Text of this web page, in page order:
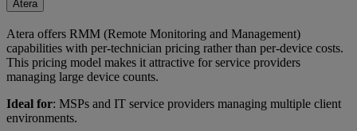
Atera
Atera offers RMM (Remote Monitoring and Management)
capabilities with per-technician pricing rather than per-device costs.
This pricing model makes it attractive for service providers
managing large device counts.
Ideal for: MSPs and IT service providers managing multiple client
environments.